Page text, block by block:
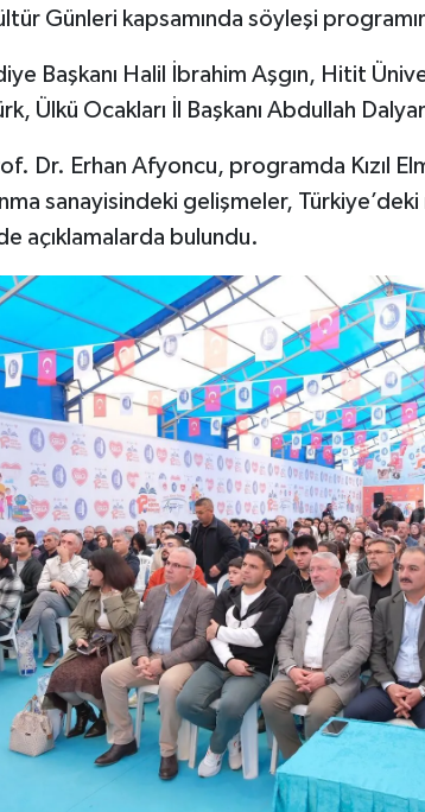
Günleri kapsamında söyleşi
Başkanı Halil İbrahim Aşgın, Hitit
Ülkü Ocakları İl Başkanı Abdullah
Dr. Erhan Afyoncu, programda Kızıl
sanayisindeki gelişmeler, Türkiye’deki
açıklamalarda bulundu.